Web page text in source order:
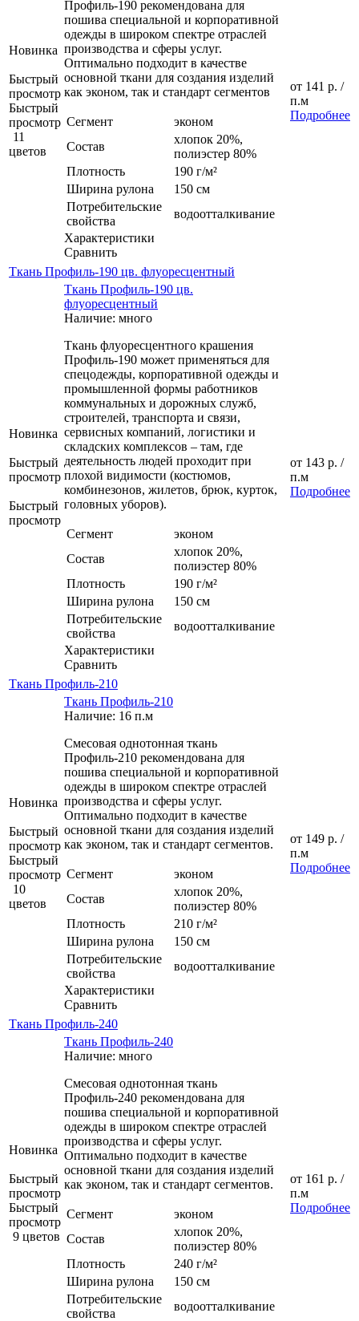
Новинка
Быстрый
просмотр
Быстрый
просмотр
11
цветов
Профиль-190 рекомендована для
пошива специальной и корпоративной
одежды в широком спектре отраслей
производства и сферы услуг.
Оптимально подходит в качестве
основной ткани для создания изделий
как эконом, так и стандарт сегментов
Сегмент
эконом
Состав
хлопок 20%,
полиэстер 80%
Плотность
190 г/м²
Ширина рулона
150 см
Потребительские
свойства
водоотталкивание
Характеристики
Сравнить
от 141 р. /
п.м
Подробнее
Ткань Профиль-190 цв. флуоресцентный
Новинка
Быстрый
просмотр
Быстрый
просмотр
Ткань Профиль-190 цв.
флуоресцентный
Наличие: много
Ткань флуоресцентного крашения
Профиль-190 может применяться для
спецодежды, корпоративной одежды и
промышленной формы работников
коммунальных и дорожных служб,
строителей, транспорта и связи,
сервисных компаний, логистики и
складских комплексов – там, где
деятельность людей проходит при
плохой видимости (костюмов,
комбинезонов, жилетов, брюк, курток,
головных уборов).
Сегмент
эконом
Состав
хлопок 20%,
полиэстер 80%
Плотность
190 г/м²
Ширина рулона
150 см
Потребительские
свойства
водоотталкивание
Характеристики
Сравнить
от 143 р. /
п.м
Подробнее
Ткань Профиль-210
Новинка
Быстрый
просмотр
Быстрый
просмотр
10
цветов
Ткань Профиль-210
Наличие: 16 п.м
Смесовая однотонная ткань
Профиль-210 рекомендована для
пошива специальной и корпоративной
одежды в широком спектре отраслей
производства и сферы услуг.
Оптимально подходит в качестве
основной ткани для создания изделий
как эконом, так и стандарт сегментов.
Сегмент
эконом
Состав
хлопок 20%,
полиэстер 80%
Плотность
210 г/м²
Ширина рулона
150 см
Потребительские
свойства
водоотталкивание
Характеристики
Сравнить
от 149 р. /
п.м
Подробнее
Ткань Профиль-240
Новинка
Быстрый
просмотр
Быстрый
просмотр
9 цветов
Ткань Профиль-240
Наличие: много
Смесовая однотонная ткань
Профиль-240 рекомендована для
пошива специальной и корпоративной
одежды в широком спектре отраслей
производства и сферы услуг.
Оптимально подходит в качестве
основной ткани для создания изделий
как эконом, так и стандарт сегментов.
Сегмент
эконом
Состав
хлопок 20%,
полиэстер 80%
Плотность
240 г/м²
Ширина рулона
150 см
Потребительские
свойства
водоотталкивание
от 161 р. /
п.м
Подробнее